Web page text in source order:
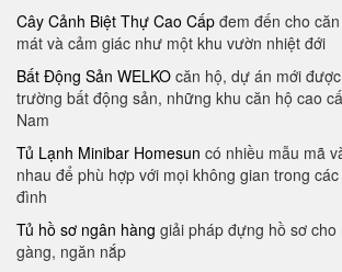
Cây Cảnh Biệt Thự Cao Cấp đem đến cho
mát và cảm giác như một khu vườn nhiệt đới
Bất Động Sản WELKO căn hộ, dự án mới
trường bất động sản, những khu căn hộ cao
Nam
Tủ Lạnh Minibar Homesun có nhiều mẫu mã
nhau để phù hợp với mọi không gian trong
đình
Tủ hồ sơ ngân hàng giải pháp đựng hồ sơ cho
gàng, ngăn nắp